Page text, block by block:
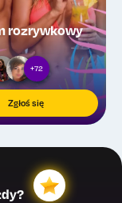
rozrywkowy
+72
Zgłoś się